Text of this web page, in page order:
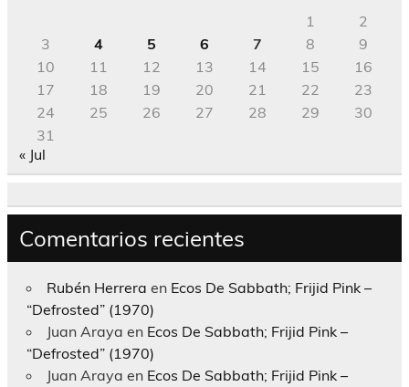
1
2
3
4 5 6 7 8
9
10
11 12 13 14 15
16
17
18 19 20 21 22
23
24
25 26 27 28 29
30
31
« Jul
Comentarios recientes
Rubén Herrera en Ecos De Sabbath; Frijid Pink –
“Defrosted” (1970)
Juan Araya en Ecos De Sabbath; Frijid Pink –
“Defrosted” (1970)
Juan Araya en Ecos De Sabbath; Frijid Pink –